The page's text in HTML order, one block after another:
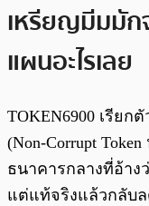
เหรียญมีมมัก
แผนอะไรเลย
TOKEN6900 เรียก
(Non-Corrupt
ธนาคารกลางที่อ้าง
แต่แท้จริงแล้วกลับ